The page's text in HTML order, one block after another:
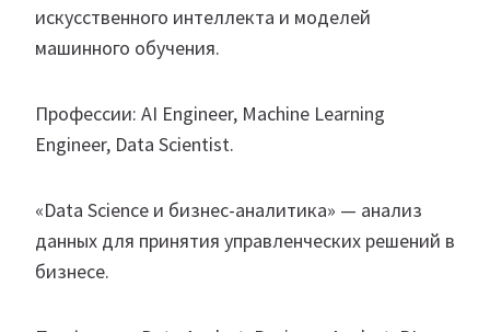
искусственного интеллекта и моделей
машинного обучения.
Профессии: AI Engineer, Machine Learning
Engineer, Data Scientist.
«Data Science и бизнес-аналитика» — анализ
данных для принятия управленческих решений в
бизнесе.